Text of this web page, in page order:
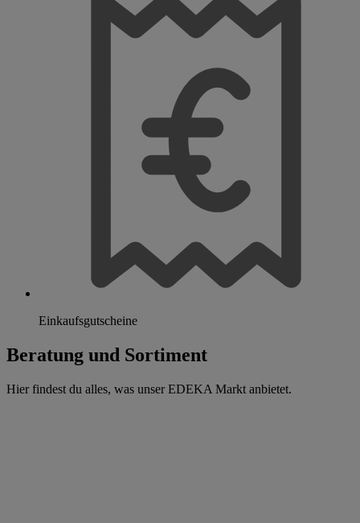
Einkaufsgutscheine
Beratung und Sortiment
Hier findest du alles, was unser EDEKA Markt anbietet.